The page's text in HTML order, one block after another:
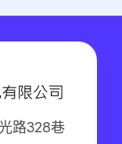
路328巷